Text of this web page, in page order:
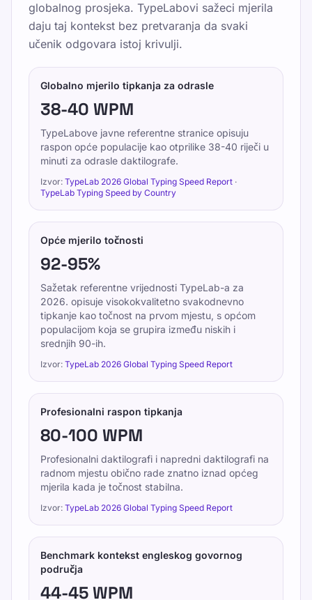
globalnog prosjeka. TypeLabovi sažeci mjerila
daju taj kontekst bez pretvaranja da svaki
učenik odgovara istoj krivulji.
Globalno mjerilo tipkanja za odrasle
38-40 WPM
TypeLabove javne referentne stranice opisuju
raspon opće populacije kao otprilike 38-40 riječi u
minuti za odrasle daktilografe.
Izvor: TypeLab 2026 Global Typing Speed Report ·
TypeLab Typing Speed by Country
Opće mjerilo točnosti
92-95%
Sažetak referentne vrijednosti TypeLab-a za
2026. opisuje visokokvalitetno svakodnevno
tipkanje kao točnost na prvom mjestu, s općom
populacijom koja se grupira između niskih i
srednjih 90-ih.
Izvor: TypeLab 2026 Global Typing Speed Report
Profesionalni raspon tipkanja
80-100 WPM
Profesionalni daktilografi i napredni daktilografi na
radnom mjestu obično rade znatno iznad općeg
mjerila kada je točnost stabilna.
Izvor: TypeLab 2026 Global Typing Speed Report
Benchmark kontekst engleskog govornog
područja
44-45 WPM